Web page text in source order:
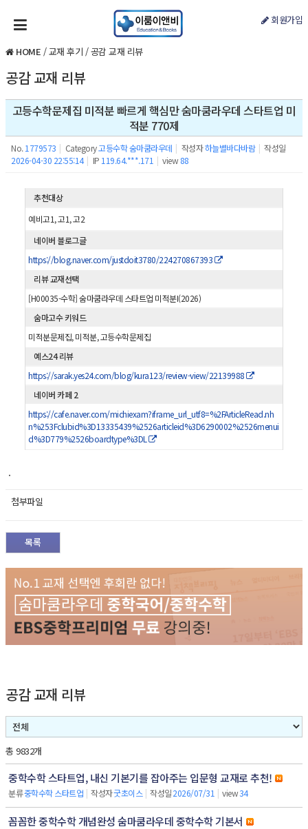
회원가입
HOME /교재 후기 /공감 교재 리뷰
공감 교재 리뷰
고등수학문제집 미적분 빠르게 핵심만 숨마쿰라우데 스타트업 미
적분 770제
No. 1779573 | Category고등수학 숨마쿰라우데 | 작성자하늘별바다바람 | 작성일
2026-04-30 22:55:14 | IP 119.64.***.171 | view 88
추천대상
예비고1, 고1, 고2
네이버 블로그글
https://blog.naver.com/justdoit3780/224270867393
리뷰 교재선택
[H00035-수학] 숨마쿰라우데 스타트업 미적분I(2026)
숨마고수 키워드
미적분문제집, 미적분, 고등수학문제집
예스24 리뷰
https://sarak.yes24.com/blog/kura123/review-view/22139988
네이버 카페 2
https://cafe.naver.com/michiexam?iframe_url_utf8=%2FArticleRead.nh
n%253Fclubid%3D13335439%2526articleid%3D6290002%2526menui
d%3D779%2526boardtype%3DL
.
첨부파일
목록
공감 교재 리뷰
총 9832개
중학수학 스타트업, 내신 기본기를 잡아주는 입문형 교재로 추천!
분류중학수학 스타트업 | 작성자굿초이스 | 작성일2026/07/31 | view34
꼼꼼한 중학수학 개념완성 숨마쿰라우데 중학수학 기본서